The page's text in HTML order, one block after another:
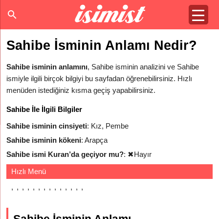
Sahibe İsminin Anlamı Nedir?
Sahibe isminin anlamını, Sahibe isminin analizini ve Sahibe
ismiyle ilgili birçok bilgiyi bu sayfadan öğrenebilirsiniz. Hızlı
menüden istediğiniz kısma geçiş yapabilirsiniz.
Sahibe İle İlgili Bilgiler
Sahibe isminin cinsiyeti: Kız, Pembe
Sahibe isminin kökeni: Arapça
Sahibe ismi Kuran’da geçiyor mu?: ✖Hayır
Hızlı Menü